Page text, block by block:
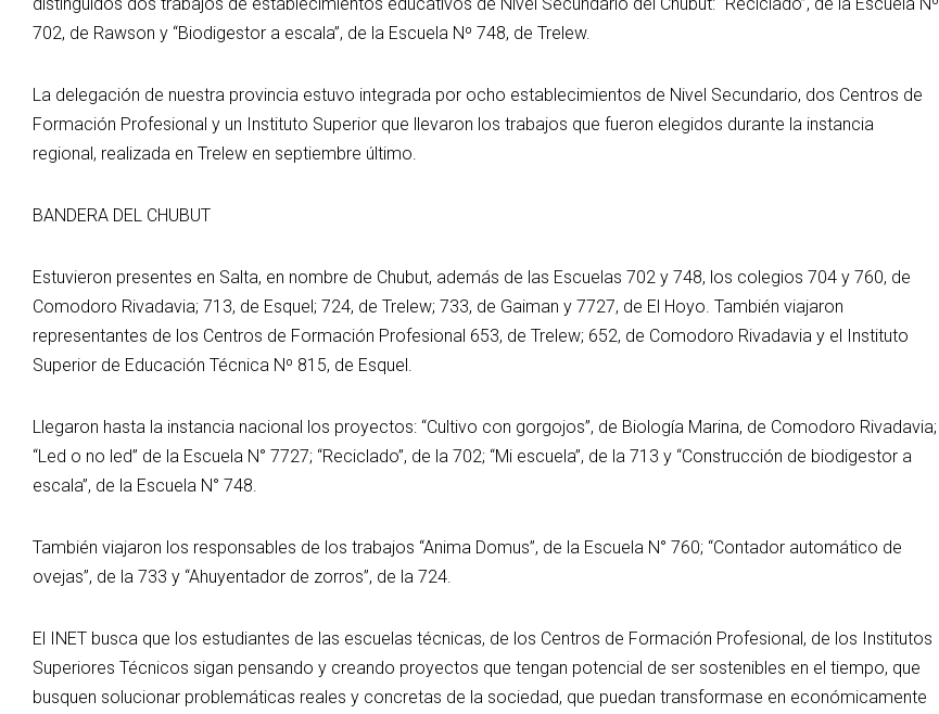
702, de Rawson y “Biodigestor a escala”, de la Escuela Nº 748, de Trelew.
La delegación de nuestra provincia estuvo integrada por ocho establecimientos de Nivel Secundario, dos Centros de
Formación Profesional y un Instituto Superior que llevaron los trabajos que fueron elegidos durante la instancia
regional, realizada en Trelew en septiembre último.
BANDERA DEL CHUBUT
Estuvieron presentes en Salta, en nombre de Chubut, además de las Escuelas 702 y 748, los colegios 704 y 760, de
Comodoro Rivadavia; 713, de Esquel; 724, de Trelew; 733, de Gaiman y 7727, de El Hoyo. También viajaron
representantes de los Centros de Formación Profesional 653, de Trelew; 652, de Comodoro Rivadavia y el Instituto
Superior de Educación Técnica Nº 815, de Esquel.
Llegaron hasta la instancia nacional los proyectos: “Cultivo con gorgojos”, de Biología Marina, de Comodoro Rivadavia;
“Led o no led” de la Escuela N° 7727; “Reciclado”, de la 702; “Mi escuela”, de la 713 y “Construcción de biodigestor a
escala”, de la Escuela N° 748.
También viajaron los responsables de los trabajos “Anima Domus”, de la Escuela N° 760; “Contador automático de
ovejas”, de la 733 y “Ahuyentador de zorros”, de la 724.
El INET busca que los estudiantes de las escuelas técnicas, de los Centros de Formación Profesional, de los Institutos
Superiores Técnicos sigan pensando y creando proyectos que tengan potencial de ser sostenibles en el tiempo, que
busquen solucionar problemáticas reales y concretas de la sociedad, que puedan transformase en económicamente